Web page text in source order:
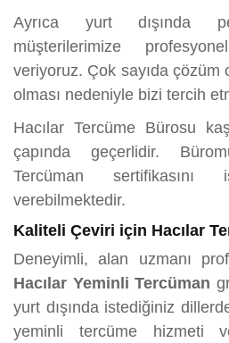
Ayrıca yurt dışında
müşterilerimize
veriyoruz. Çok sayıda çözüm
olması nedeniyle bizi tercih
Hacılar Tercüme Bürosu
çapında geçerlidir.
Tercüman
verebilmektedir.
Kaliteli Çeviri için Hacılar
Deneyimli, alan uzmanı
Hacılar Yeminli Tercüman
yurt dışında istediğiniz
yeminli tercüme hizmeti